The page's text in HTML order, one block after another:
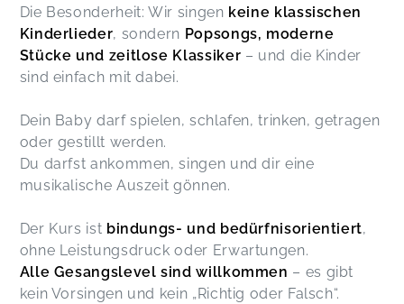
Die Besonderheit: Wir singen keine klassischen
Kinderlieder, sondern Popsongs, moderne
Stücke und zeitlose Klassiker – und die Kinder
sind einfach mit dabei.
Dein Baby darf spielen, schlafen, trinken, getragen
oder gestillt werden.
Du darfst ankommen, singen und dir eine
musikalische Auszeit gönnen.
Der Kurs ist bindungs- und bedürfnisorientiert,
ohne Leistungsdruck oder Erwartungen.
Alle Gesangslevel sind willkommen – es gibt
kein Vorsingen und kein „Richtig oder Falsch“.